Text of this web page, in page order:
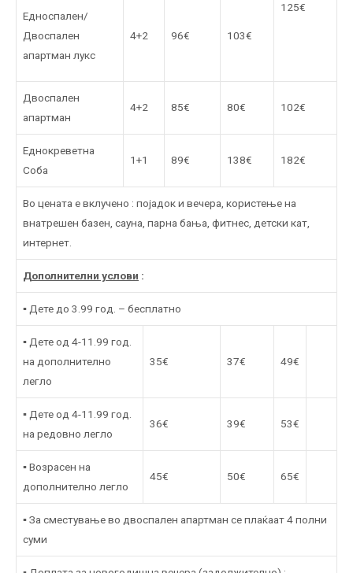
Едноспален/
Двоспален
апартман лукс
4+2 96€ 103€
125€
Двоспален
апартман
4+2 85€ 80€ 102€
Еднокреветна
Соба
1+1 89€ 138€ 182€
Во цената е вклучено : појадок и вечера, користење на
внатрешен базен, сауна, парна бања, фитнес, детски кат,
интернет.
Дополнителни услови :
▪ Дете до 3.99 год. – бесплатно
▪ Дете од 4-11.99 год.
на дополнително
легло
35€ 37€ 49€
▪ Дете од 4-11.99 год.
на редовно легло
36€ 39€ 53€
▪ Возрасен на
дополнително легло
45€ 50€ 65€
▪ За сместување во двоспален апартман се плаќаат 4 полни
суми